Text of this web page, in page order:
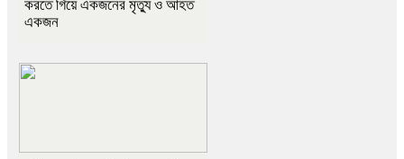
করতে গিয়ে একজনের মৃত্যু ও আহত
একজন